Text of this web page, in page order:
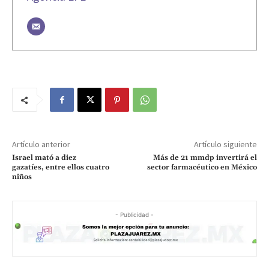
Artículo anterior
Israel mató a diez
gazatíes, entre ellos cuatro
niños
Artículo siguiente
Más de 21 mmdp invertirá el
sector farmacéutico en México
- Publicidad -